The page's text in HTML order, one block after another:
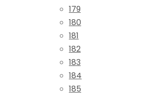
179
180
181
182
183
184
185